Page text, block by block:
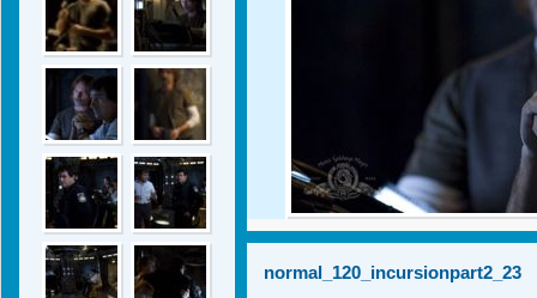
normal_120_incursionpart2_23